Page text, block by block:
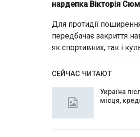
нардепка Вікторія
Для протидії
передбачає закриття
як спортивних, так і
СЕЙЧАС ЧИТАЮТ
Україна
місця,